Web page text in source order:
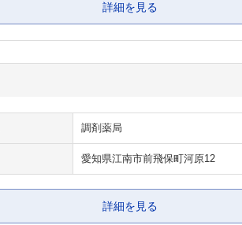
詳細を見る
調剤薬局
愛知県江南市前飛保町河原12
詳細を見る